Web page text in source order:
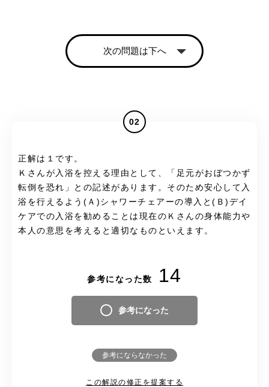
次の問題は下へ
02
正解は１です。
Ｋさんが入浴を控える理由として、「足元がおぼつかず
転倒を恐れ」との記述があります。そのため安心して入
浴を行えるよう(Ａ)シャワーチェアーの導入と(Ｂ)デイ
ケアでの入浴を勧めることは現在のＫさんの身体能力や
本人の意思を考えると適切なものといえます。
参考になった数 14
参考になった
参考にならなかった
この解説の修正を提案する